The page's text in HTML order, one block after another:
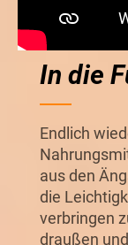
In die
Endlich
aus den
die
verbringen
draußen